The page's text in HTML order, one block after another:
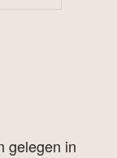
gelegen in